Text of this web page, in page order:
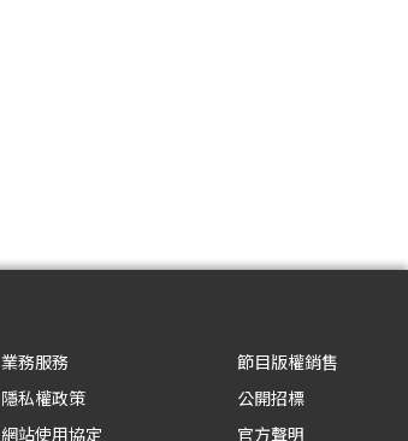
業務服務
隱私權政策
網站使用協定
節目版權銷售
公開招標
官方聲明